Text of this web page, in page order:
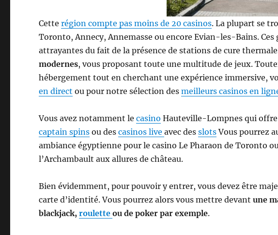
Cetterégion compte pas moins de 20 casinos. La plupart se
Toronto, Annecy, Annemasse ou encore Evian-les-Bains.
attrayantes du fait de la présence de stations de cure
modernes, vous proposant toute une multitude de jeux.
hébergement tout en cherchant une expérience immersive,
en direct ou pour notre sélection desmeilleurs casinos en
Vous avez notamment lecasino Hauteville-Lompnes qui
captain spins ou descasinos liveavec desslotsVous pourrez
ambiance égyptienne pour le casino Le Pharaon de Toronto
l’Archambault aux allures de château.
Bien évidemment, pour pouvoir y entrer, vous devez être
carte d’identité. Vous pourrez alors vous mettre devantune
blackjack,rouletteou de poker par exemple.